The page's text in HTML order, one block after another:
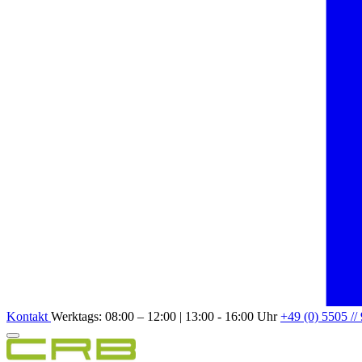
Kontakt Werktags: 08:00 – 12:00 | 13:00 - 16:00 Uhr+49 (0) 5505 //